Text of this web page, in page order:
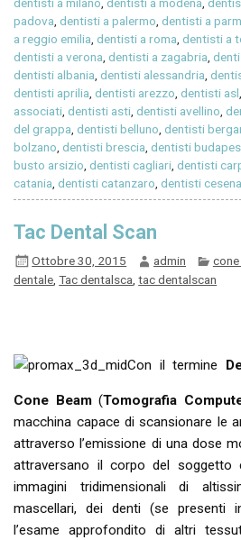
dentisti a milano,dentisti a modena,
padova,dentisti a palermo,dentisti a
a reggio emilia,dentisti a roma,dentisti a
dentisti a verona,dentisti a zagabria,
dentisti albania,dentisti alessandria,
dentisti aprilia,dentisti arezzo,dentisti asl
associati,dentisti asti,dentisti avellino,
del grappa,dentisti belluno,dentisti
bolzano,dentisti brescia,dentisti
busto arsizio,dentisti cagliari,dentisti
catania,dentisti catanzaro,dentisti
Tac Dental Scan
Ottobre 30, 2015 admin cone
dentale ,Tac dentalsca ,tac dentalscan
Con il termine
Cone Beam(Tomografia
macchina capace di scansionare le
attraverso l’emissione di una dose
attraversano il corpo del soggetto
immagini tridimensionali di
mascellari, dei denti (se presenti
l’esame approfondito di altri